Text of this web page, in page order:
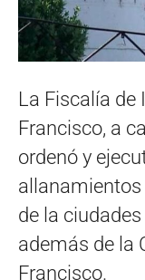
La Fiscalía de
Francisco, a
ordenó y
de la
además de la
Francisco.